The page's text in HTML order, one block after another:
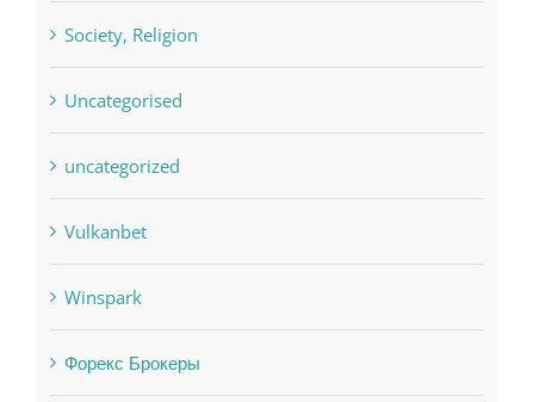
Society, Religion
Uncategorised
uncategorized
Vulkanbet
Winspark
Форекс Брокеры